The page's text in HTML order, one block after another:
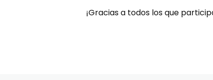
¡Gracias a todos los que